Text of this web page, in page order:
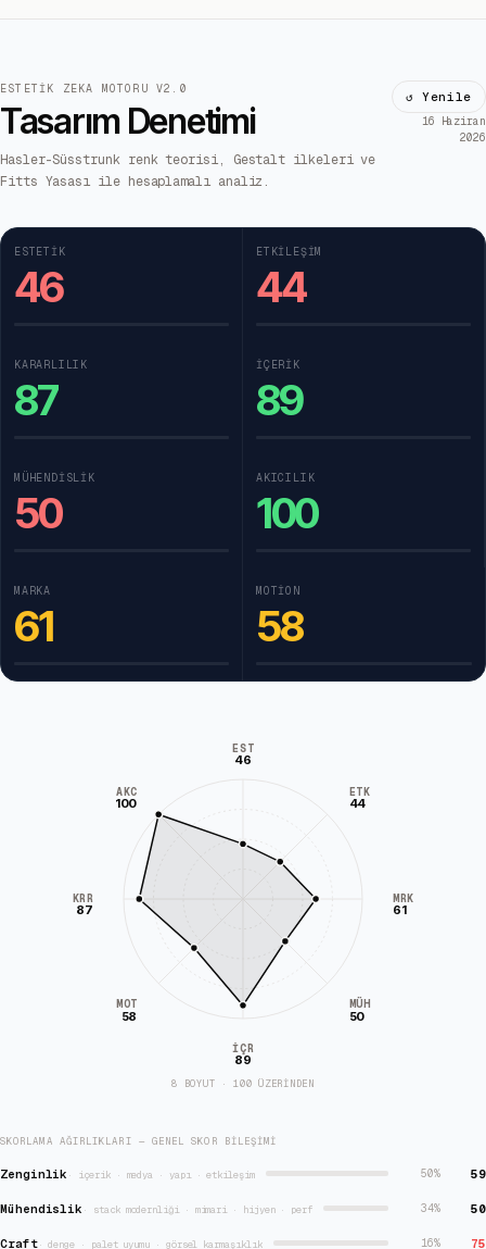
ESTETIK ZEKA MOTORU V2.0
Tasarım Denetimi
Hasler-Süsstrunk renk teorisi, Gestalt ilkeleri ve
Fitts Yasası ile hesaplamalı analiz.
↺ Yenile
16 Haziran
2026
ESTETIK
46
ETKILEŞIM
44
KARARLILIK
87
İÇERIK
89
MÜHENDISLIK
50
AKICILIK
100
MARKA
61
MOTION
58
EST
46
ETK
44
MRK
61
MÜH
50
İÇR
89
MOT
58
KRR
87
AKC
100
8 BOYUT · 100 ÜZERİNDEN
SKORLAMA AĞIRLIKLARI — GENEL SKOR BILEŞIMI
Zenginlik · içerik · medya · yapı · etkileşim 50% 59
Mühendislik · stack modernliği · mimari · hijyen · perf 34% 50
Craft·denge · palet uyumu · görsel karmaşıklık 16% 75